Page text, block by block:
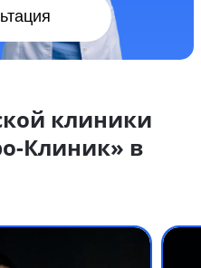
клиники
Клиник» в